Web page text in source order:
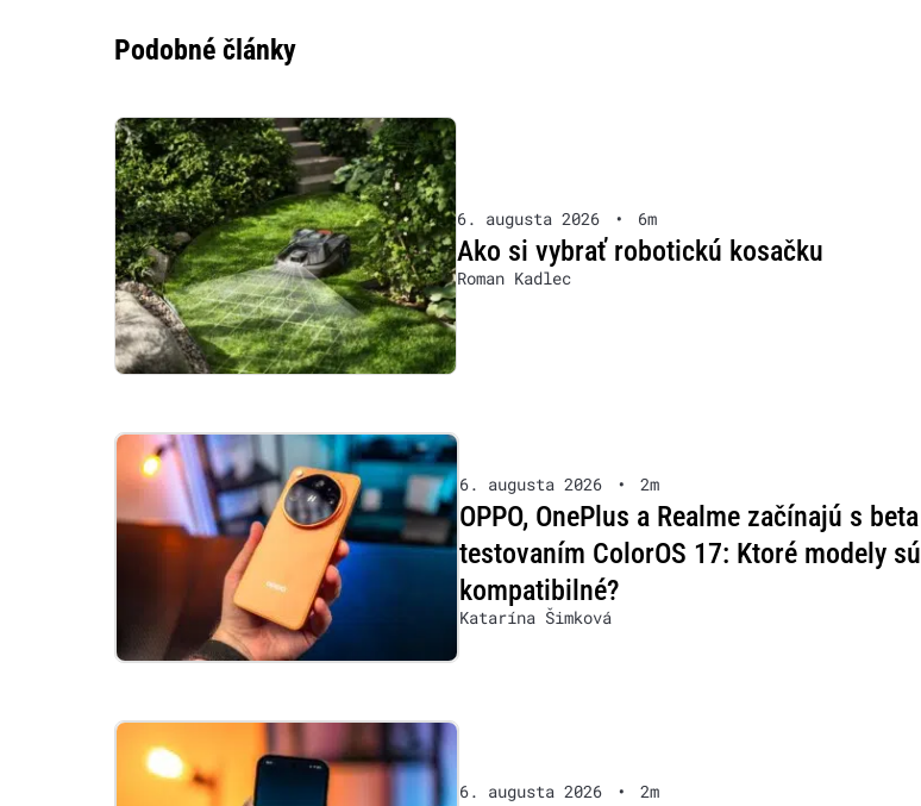
Podobné články
6. augusta 2026 • 6m
Ako si vybrať robotickú kosačku
Roman Kadlec
6. augusta 2026 • 2m
OPPO, OnePlus a Realme začínajú s beta
testovaním ColorOS 17: Ktoré modely sú
kompatibilné?
Katarína Šimková
6. augusta 2026 • 2m